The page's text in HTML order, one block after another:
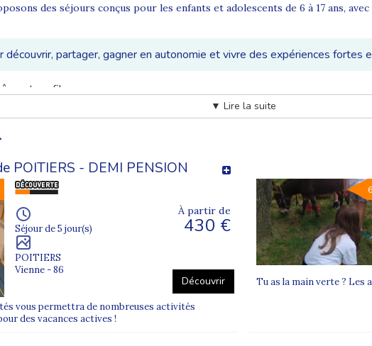
des séjours conçus pour les enfants et adolescents de 6 à 17 ans,
partager, gagner en autonomie et vivre des expériences fortes
et profil
éducatif favorisant autonomie, respect et esprit d’équipe. Les activités
et leur qualité.
mêlent ateliers créatifs, jeux collectifs et découvertes nature. Les
▼ Lire la suite
POITIERS - DEMI PENSION
Séjour de 5 jour(s)
POITIERS
Vienne - 86
À partir de
430 €
Découvrir
vous permettra de nombreuses activités
des vacances actives !
Tu as la main verte ? Les